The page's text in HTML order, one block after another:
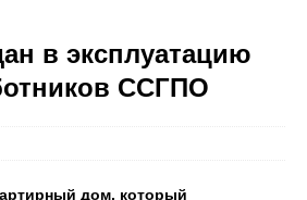
в эксплуатацию
ССГПО
дом, который